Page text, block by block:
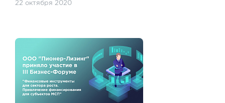
22 октября 2020